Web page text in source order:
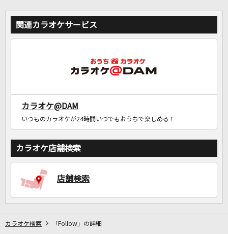
関連カラオケサービス
カラオケ@DAM
いつものカラオケが24時間いつでもおうちで楽しめる！
カラオケ店舗検索
店舗検索
カラオケ検索 「Follow」の詳細